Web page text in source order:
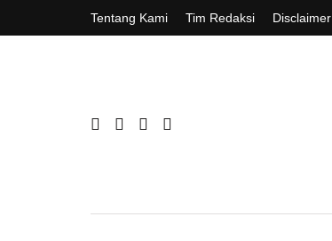
Tentang Kami Tim Redaksi Disclaimer